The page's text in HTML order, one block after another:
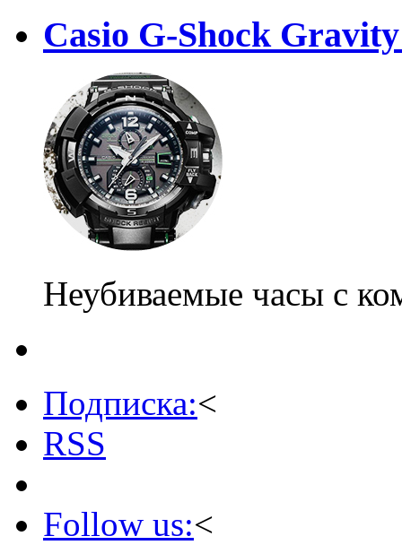
Casio G-Shock
Неубиваемые часы с
Подписка:<
RSS
Follow us:<